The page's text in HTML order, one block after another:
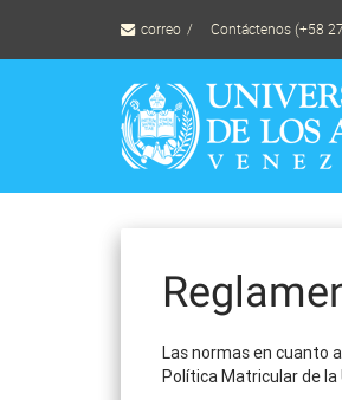
content
correo Contáctenos (+58
Las normas en cuanto
Política Matricular de la